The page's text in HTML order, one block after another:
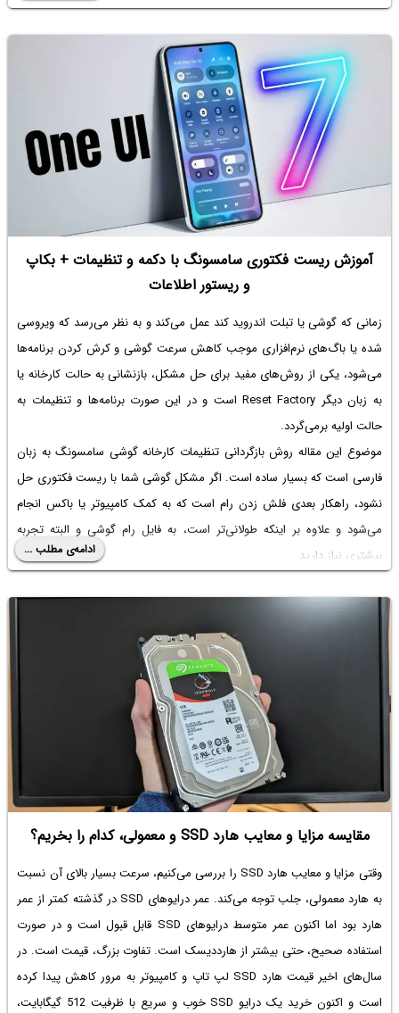
آموزش ریست فکتوری سامسونگ با دکمه و تنظیمات + بکاپ
و ریستور اطلاعات
زمانی که گوشی یا تبلت اندروید کند عمل می‌کند و به نظر می‌رسد که ویروسی
شده یا باگ‌های نرم‌افزاری موجب کاهش سرعت گوشی و کرش کردن برنامه‌ها
می‌شود، یکی از روش‌های مفید برای حل مشکل، بازنشانی به حالت کارخانه یا
به زبان دیگر Reset Factory است و در این صورت برنامه‌ها و تنظیمات به
حالت اولیه برمی‌گردد.
موضوع این مقاله روش بازگردانی تنظیمات کارخانه گوشی سامسونگ به زبان
فارسی است که بسیار ساده است. اگر مشکل گوشی شما با ریست فکتوری حل
نشود، راهکار بعدی فلش زدن رام است که به کمک کامپیوتر یا باکس انجام
می‌شود و علاوه بر اینکه طولانی‌تر است، به فایل رام گوشی و البته تجربه
بیشتری نیاز دارید.
ادامه‌ی مطلب ...
مقایسه مزایا و معایب هارد SSD و معمولی، کدام را بخریم؟
وقتی مزایا و معایب هارد SSD
را بررسی می‌کنیم، سرعت بسیار بالای آن نسبت
به هارد معمولی، جلب توجه می‌کند. عمر درایوهای SSD در گذشته کمتر از عمر
هارد بود اما اکنون عمر متوسط درایوهای SSD قابل قبول است و در صورت
استفاده صحیح، حتی بیشتر از هارددیسک است. تفاوت بزرگ، قیمت است. در
سال‌های اخیرقیمت هارد SSD لپ تاپ
و کامپیوتر به مرور کاهش پیدا کرده
است و اکنون خرید یک درایو SSD خوب و سریع با ظرفیت 512 گیگابایت،